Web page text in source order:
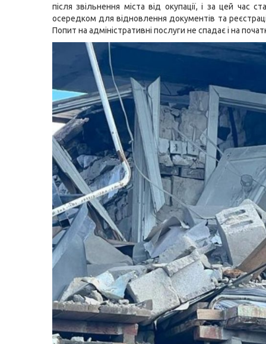
після звільнення міста від окупації, і за цей час
осередком для відновлення документів та
Попит на адміністративні послуги не спадає і на